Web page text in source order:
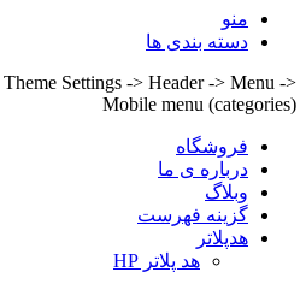
منو
دسته بندی ها
Settings -> Header -> Menu ->
Mobile menu (categories)
فروشگاه
درباره ی ما
وبلاگ
گزینه فهرست
هدپلاتر
هد پلاتر HP